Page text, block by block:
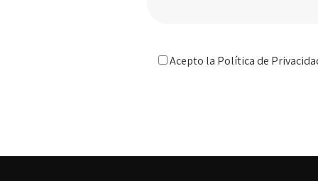
Acepto la Política de